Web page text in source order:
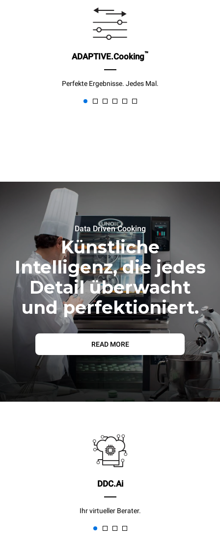
ADAPTIVE.Cooking™
Perfekte Ergebnisse. Jedes Mal.
Data Driven Cooking
Künstliche
Intelligenz, die jedes
Detail überwacht
und perfektioniert.
READ MORE
DDC.Ai
Ihr virtueller Berater.